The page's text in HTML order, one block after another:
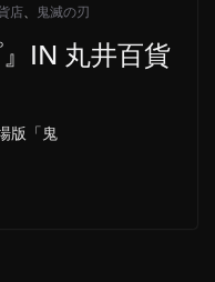
店、 鬼滅の刃
IN 丸井百貨
版「鬼